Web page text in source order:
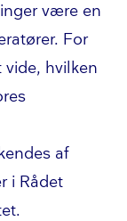
være en
For
hvilken
af
i Rådet